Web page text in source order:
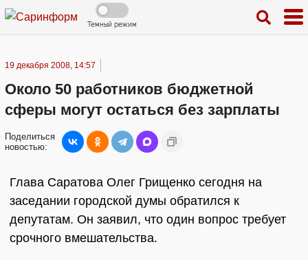
Темный режим
19 декабря 2008, 14:57
Около 50 работников бюджетной
сферы могут остаться без зарплаты
Поделиться
новостью:
Глава Саратова Олег Грищенко сегодня на
заседании городской думы обратился к
депутатам. Он заявил, что один вопрос требует
срочного вмешательства.